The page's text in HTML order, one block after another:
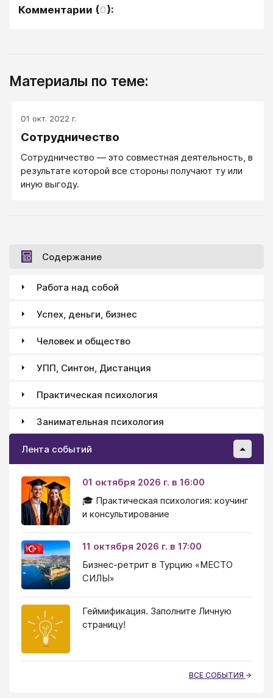
Комментарии (0):
Материалы по теме:
01 окт. 2022 г.
Сотрудничество
Сотрудничество — это совместная деятельность, в
результате которой все стороны получают ту или
иную выгоду.
Содержание
Работа над собой
Успех, деньги, бизнес
Человек и общество
УПП, Синтон, Дистанция
Практическая психология
Занимательная психология
Лента событий
01 октября 2026 г. в 16:00
🎓 Практическая психология: коучинг
и консультирование
11 октября 2026 г. в 17:00
Бизнес-ретрит в Турцию «МЕСТО
СИЛЫ»
Геймификация. Заполните Личную
страницу!
ВСЕ СОБЫТИЯ